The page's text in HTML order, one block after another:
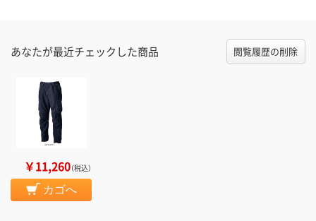
あなたが最近チェックした商品 閲覧履歴の削除
￥11,260（税込）
カゴへ